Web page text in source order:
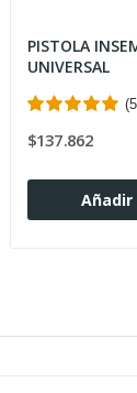
PISTOLA
UNIVERSAL
$137.862